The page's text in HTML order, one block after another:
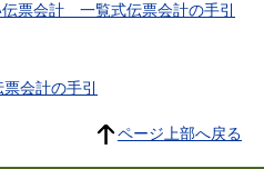
票会計 一覧式伝票会計の手引
会計の手引
ページ上部へ戻る